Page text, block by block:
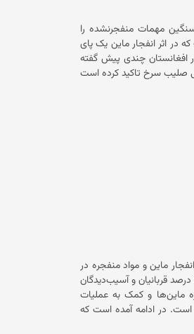
مهمات منفجرنشده را
یک کودک که در اثر انفجار ماین یک پای
سازمان ملل در افغانستان چندی پیش گفته
انفجار ماین جان خود را از دست می‌دهند. کمیته بین‌المللی صلیب سرخ تاکید کرده است
زمینه پاک‌سازی ماین‌ها در
تازه‌ترین مورد اعلام کرده است که در سال ۲۰۲۵ میلادی دست‌کم ۹۲ نفر در انفجار ماین و مواد منفجره در
افغانستان جان باخته‌اند و ۳۷۵ نفر دیگر زخمی شده‌اند. این کمیته با نشر اعلامیه‌ای گفته است که دست‌کم ۶۶ درصد قربانیان و آسیب‌دیدگان
درباره ماین‌ها و کمک به عملیات
پاکسازی مواد منفجره، گفت که سال گذشته دست‌کم ۲۱۷ انفجار مهمات در سراسر افغانستان را ثبت کرده است. در ادامه آمده است که